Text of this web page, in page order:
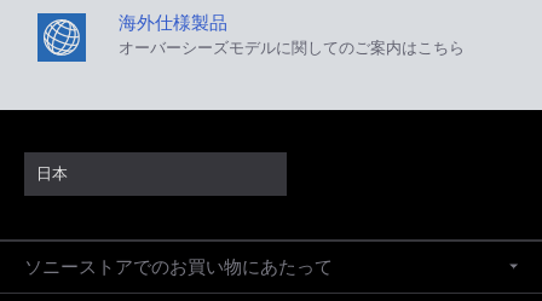
海外仕様製品
オーバーシーズモデルに関してのご案内はこちら
日本
ソニーストアでのお買い物にあたって